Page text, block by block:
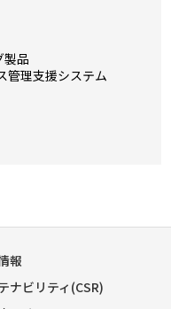
製品
管理支援システム
報
ナビリティ(CSR)